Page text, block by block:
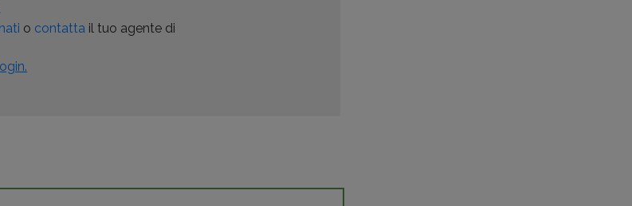
o contatta il tuo agente di